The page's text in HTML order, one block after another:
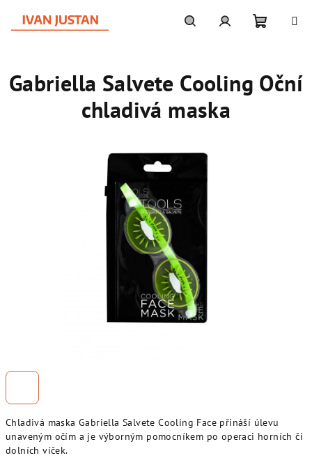
obsah
košík
Chladivá maska Gabriella Salvete Cooling Face přináší úlevu
unaveným očím a je výborným pomocníkem po operaci horních či
dolních víček.
Gabriella Salvete Cooling Oční
chladivá maska